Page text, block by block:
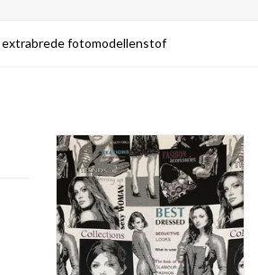
extrabrede fotomodellenstof
WEITER